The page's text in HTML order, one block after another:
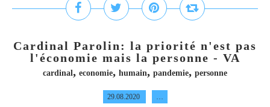
Cardinal Parolin: la priorité n'est pas
l'économie mais la personne - VA
cardinal, economie, humain, pandemie, personne
29.08.2020 …